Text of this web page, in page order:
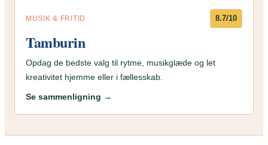
MUSIK & FRITID 8.7/10
Tamburin
Opdag de bedste valg til rytme, musikglæde og let
kreativitet hjemme eller i fællesskab.
Se sammenligning →